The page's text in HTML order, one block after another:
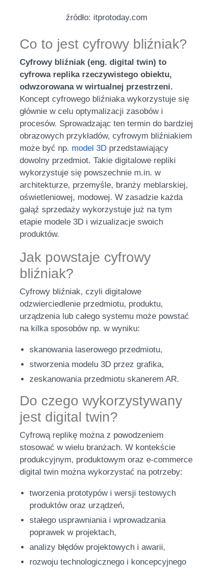
źródło: itprotoday.com
Co to jest cyfrowy bliźniak?
Cyfrowy bliźniak (eng. digital twin) to
cyfrowa replika rzeczywistego obiektu,
odwzorowana w wirtualnej przestrzeni.
Koncept cyfrowego bliźniaka wykorzystuje się
głównie w celu optymalizacji zasobów i
procesów. Sprowadzając ten termin do bardziej
obrazowych przykładów, cyfrowym bliźniakiem
może być np. model 3D przedstawiający
dowolny przedmiot. Takie digitalowe repliki
wykorzystuje się powszechnie m.in. w
architekturze, przemyśle, branży meblarskiej,
oświetleniowej, modowej. W zasadzie każda
gałąź sprzedaży wykorzystuje już na tym
etapie modele 3D i wizualizacje swoich
produktów.
Jak powstaje cyfrowy
bliźniak?
Cyfrowy bliźniak, czyli digitalowe
odzwierciedlenie przedmiotu, produktu,
urządzenia lub całego systemu może powstać
na kilka sposobów np. w wyniku:
skanowania laserowego przedmiotu,
stworzenia modelu 3D przez grafika,
zeskanowania przedmiotu skanerem AR.
Do czego wykorzystywany
jest digital twin?
Cyfrową replikę można z powodzeniem
stosować w wielu branżach. W kontekście
produkcyjnym, produktowym oraz e-commerce
digital twin można wykorzystać na potrzeby:
tworzenia prototypów i wersji testowych
produktów oraz urządzeń,
stałego usprawniania i wprowadzania
poprawek w projektach,
analizy błędów projektowych i awarii,
rozwoju technologicznego i koncepcyjnego